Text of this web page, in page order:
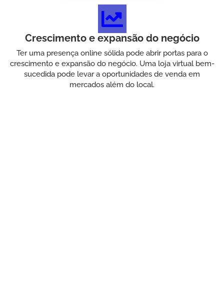
Crescimento e expansão do negócio
Ter uma presença online sólida pode abrir portas para o
crescimento e expansão do negócio. Uma loja virtual bem-
sucedida pode levar a oportunidades de venda em
mercados além do local.